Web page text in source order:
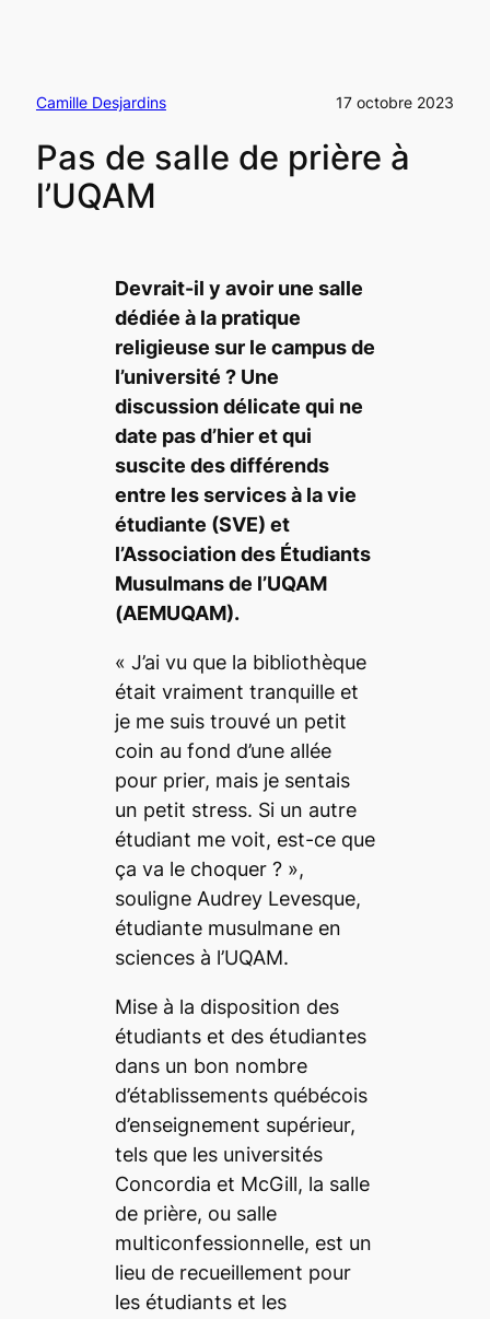
Camille Desjardins 17 octobre 2023
Pas de salle de prière à
l’UQAM
Devrait-il y avoir une salle
dédiée à la pratique
religieuse sur le campus de
l’université ? Une
discussion délicate qui ne
date pas d’hier et qui
suscite des différends
entre les services à la vie
étudiante (SVE) et
l’Association des Étudiants
Musulmans de l’UQAM
(AEMUQAM).
« J’ai vu que la bibliothèque
était vraiment tranquille et
je me suis trouvé un petit
coin au fond d’une allée
pour prier, mais je sentais
un petit stress. Si un autre
étudiant me voit, est-ce que
ça va le choquer ? »,
souligne Audrey Levesque,
étudiante musulmane en
sciences à l’UQAM.
Mise à la disposition des
étudiants et des étudiantes
dans un bon nombre
d’établissements québécois
d’enseignement supérieur,
tels que les universités
Concordia et McGill, la salle
de prière, ou salle
multiconfessionnelle, est un
lieu de recueillement pour
les étudiants et les